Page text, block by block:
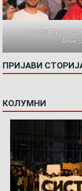
Протест против
ПРИЈАВИ
КОЛУМНИ